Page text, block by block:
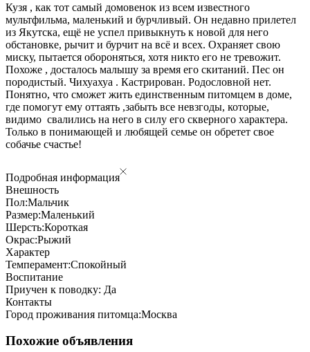
Кузя , как тот самый домовенок из всем известного
мультфильма, маленький и бурчливый. Он недавно прилетел
из Якутска, ещё не успел привыкнуть к новой для него
обстановке, рычит и бурчит на всё и всех. Охраняет свою
миску, пытается обороняться, хотя никто его не тревожит.
Похоже , досталось малышу за время его скитаний. Пес он
породистый. Чихуахуа . Кастрирован. Родословной нет.
Понятно, что сможет жить единственным питомцем в доме,
где помогут ему оттаять ,забыть все невзгоды, которые,
видимо свалились на него в силу его скверного характера.
Только в понимающей и любящей семье он обретет свое
собачье счастье!
Подробная информация
Внешность
Пол:Мальчик
Размер:Маленький
Шерсть:Короткая
Окрас:Рыжий
Характер
Темперамент:Спокойный
Воспитание
Приучен к поводку: Да
Контакты
Город проживания питомца:Москва
Похожие объявления